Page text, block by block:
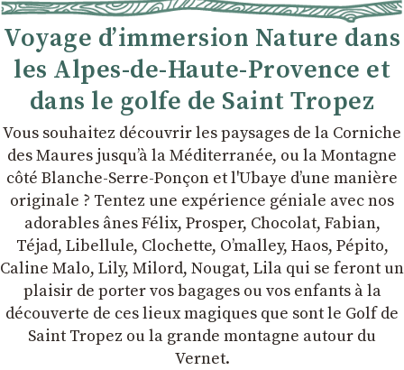
Voyage d’immersion Nature dans
les Alpes-de-Haute-Provence et
dans le golfe de Saint Tropez
Vous souhaitez découvrir les paysages de la Corniche
des Maures jusqu’à la Méditerranée, ou la Montagne
côté Blanche-Serre-Ponçon et l'Ubaye dʼune manière
originale ? Tentez une expérience géniale avec nos
adorables ânes Félix, Prosper, Chocolat, Fabian,
Téjad, Libellule, Clochette, Oʼmalley, Haos, Pépito,
Caline Malo, Lily, Milord, Nougat, Lila qui se feront un
plaisir de porter vos bagages ou vos enfants à la
découverte de ces lieux magiques que sont le Golf de
Saint Tropez ou la grande montagne autour du
Vernet.